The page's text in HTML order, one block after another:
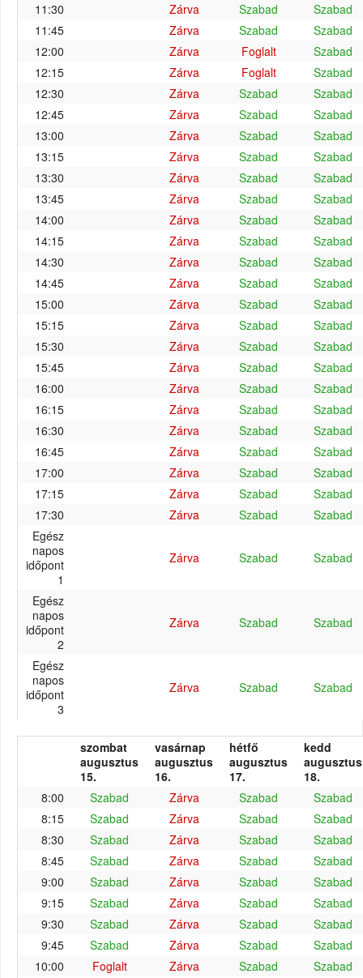
11:30
Zárva Szabad
Szabad
11:45
Zárva Szabad
Szabad
12:00
Zárva Foglalt
Szabad
12:15
Zárva Foglalt
Szabad
12:30
Zárva Szabad
Szabad
12:45
Zárva Szabad
Szabad
13:00
Zárva Szabad
Szabad
13:15
Zárva Szabad
Szabad
13:30
Zárva Szabad
Szabad
13:45
Zárva Szabad
Szabad
14:00
Zárva Szabad
Szabad
14:15
Zárva Szabad
Szabad
14:30
Zárva Szabad
Szabad
14:45
Zárva Szabad
Szabad
15:00
Zárva Szabad
Szabad
15:15
Zárva Szabad
Szabad
15:30
Zárva Szabad
Szabad
15:45
Zárva Szabad
Szabad
16:00
Zárva Szabad
Szabad
16:15
Zárva Szabad
Szabad
16:30
Zárva Szabad
Szabad
16:45
Zárva Szabad
Szabad
17:00
Zárva Szabad
Szabad
17:15
Zárva Szabad
Szabad
17:30
Zárva Szabad
Szabad
Egész
napos
időpont
1
Zárva Szabad Szabad
Egész
napos
időpont
2
Zárva Szabad Szabad
Egész
napos
időpont
3
Zárva Szabad Szabad
szombat
augusztus
15.
vasárnap
augusztus
16.
hétfő
augusztus
17.
kedd
augusztus
18.
8:00
Szabad Zárva Szabad
Szabad
8:15
Szabad Zárva Szabad
Szabad
8:30
Szabad Zárva Szabad
Szabad
8:45
Szabad Zárva Szabad
Szabad
9:00
Szabad Zárva Szabad
Szabad
9:15
Szabad Zárva Szabad
Szabad
9:30
Szabad Zárva Szabad
Szabad
9:45
Szabad Zárva Szabad
Szabad
10:00
Foglalt Zárva Szabad
Szabad